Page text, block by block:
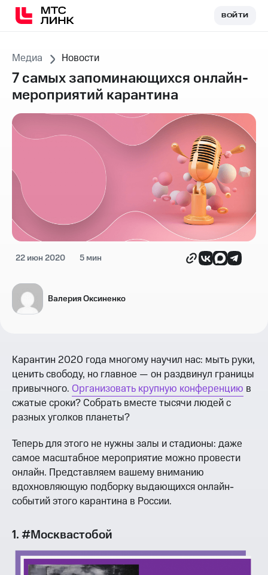
ВОЙТИВОЙТИ
Медиа Новости
7 самых запоминающихся онлайн-
мероприятий карантина
22 июн 2020 5 мин
Валерия Оксиненко
Карантин 2020 года многому научил нас: мыть руки,
ценить свободу, но главное — он раздвинул границы
привычного. Организовать крупную конференцию в
сжатые сроки? Собрать вместе тысячи людей с
разных уголков планеты?
Теперь для этого не нужны залы и стадионы: даже
самое масштабное мероприятие можно провести
онлайн. Представляем вашему вниманию
вдохновляющую подборку выдающихся онлайн-
событий этого карантина в России.
1. #Москвастобой